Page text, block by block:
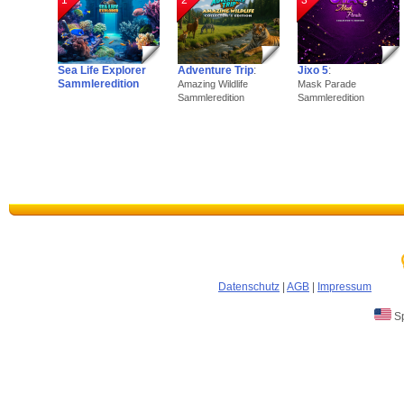
Sea Life Explorer
Sammleredition
Adventure Trip:
Amazing Wildlife
Sammleredition
Jixo 5:
Mask Parade
Sammleredition
Datenschutz AGB Impressum